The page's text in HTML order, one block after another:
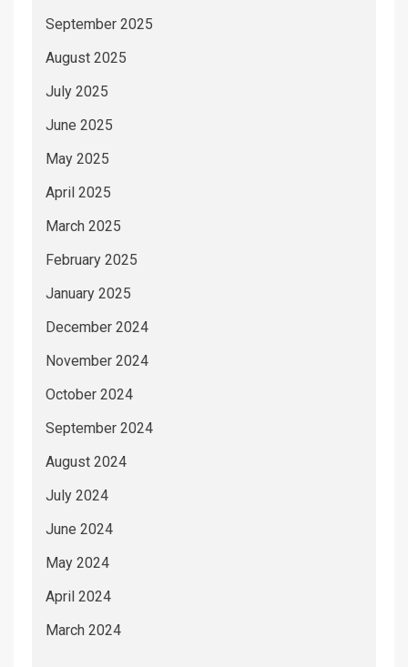
September 2025
August 2025
July 2025
June 2025
May 2025
April 2025
March 2025
February 2025
January 2025
December 2024
November 2024
October 2024
September 2024
August 2024
July 2024
June 2024
May 2024
April 2024
March 2024